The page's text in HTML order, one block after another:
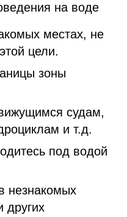
на воде
местах, не
цели.
зоны
судам,
и т.д.
под водой
незнакомых
других